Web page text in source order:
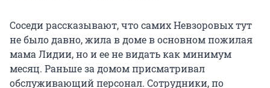
Соседи рассказывают, что самих Невзоровых тут
не было давно, жила в доме в основном пожилая
мама Лидии, но и ее не видать как минимум
месяц. Раньше за домом присматривал
обслуживающий персонал. Сотрудники, по